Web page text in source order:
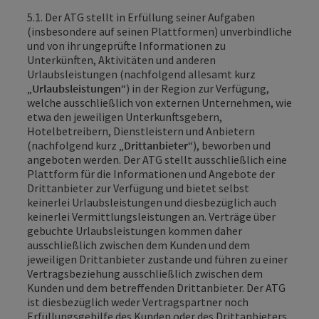
5.1. Der ATG stellt in Erfüllung seiner Aufgaben
(insbesondere auf seinen Plattformen) unverbindliche
und von ihr ungeprüfte Informationen zu
Unterkünften, Aktivitäten und anderen
Urlaubsleistungen (nachfolgend allesamt kurz
„Urlaubsleistungen“) in der Region zur Verfügung,
welche ausschließlich von externen Unternehmen, wie
etwa den jeweiligen Unterkunftsgebern,
Hotelbetreibern, Dienstleistern und Anbietern
(nachfolgend kurz „Drittanbieter“), beworben und
angeboten werden. Der ATG stellt ausschließlich eine
Plattform für die Informationen und Angebote der
Drittanbieter zur Verfügung und bietet selbst
keinerlei Urlaubsleistungen und diesbezüglich auch
keinerlei Vermittlungsleistungen an. Verträge über
gebuchte Urlaubsleistungen kommen daher
ausschließlich zwischen dem Kunden und dem
jeweiligen Drittanbieter zustande und führen zu einer
Vertragsbeziehung ausschließlich zwischen dem
Kunden und dem betreffenden Drittanbieter. Der ATG
ist diesbezüglich weder Vertragspartner noch